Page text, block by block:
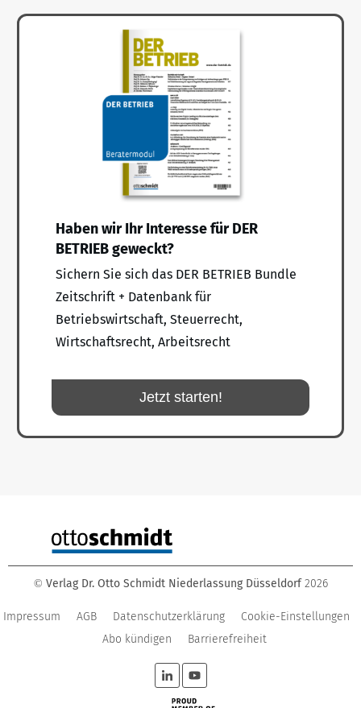
Haben wir Ihr Interesse für DER
BETRIEB geweckt?
Sichern Sie sich das DER BETRIEB Bundle
Zeitschrift + Datenbank für
Betriebswirtschaft, Steuerrecht,
Wirtschaftsrecht, Arbeitsrecht
Jetzt starten!
© Verlag Dr. Otto Schmidt Niederlassung Düsseldorf 2026
Impressum AGB Datenschutzerklärung
Cookie-Einstellungen
Abo kündigen
Barrierefreiheit